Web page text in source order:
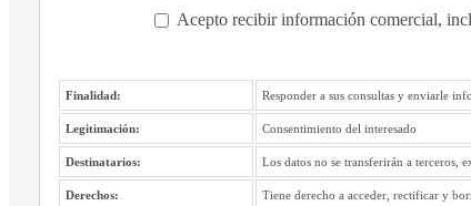
Acepto recibir información comercial,
Finalidad: Responder a sus consultas y enviarle
Legitimación: Consentimiento del interesado
Destinatarios: Los datos no se transferirán a terceros,
Derechos: Tiene derecho a acceder, rectificar y